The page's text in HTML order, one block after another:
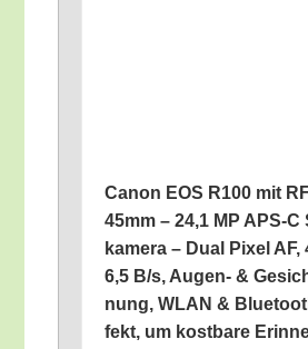
Canon EOS R100 mit
45mm – 24,1 MP
ka­me­ra – Dual Pixel AF,
6,5 B/​s, Augen- &
nung, WLAN &
fekt, um kost­ba­re